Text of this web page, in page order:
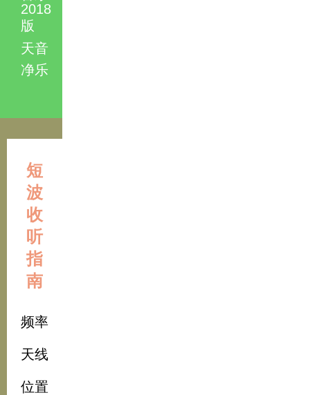
2018
版
天音
净乐
短
波
收
听
指
南
频率
天线
位置